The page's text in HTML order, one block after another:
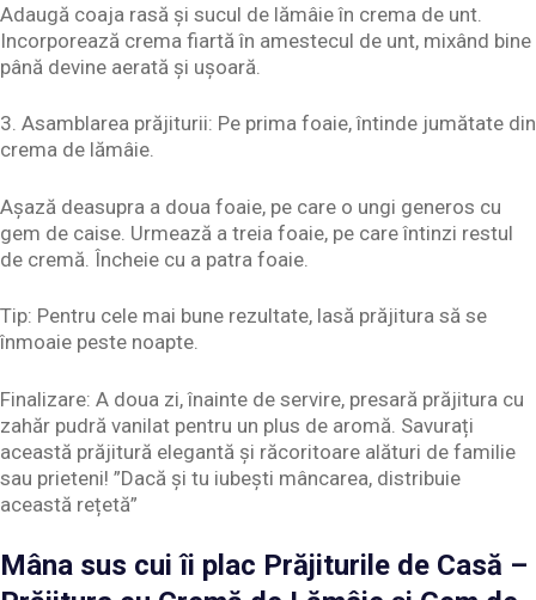
Adaugă coaja rasă și sucul de lămâie în crema de unt.
Incorporează crema fiartă în amestecul de unt, mixând bine
până devine aerată și ușoară.
3. Asamblarea prăjiturii: Pe prima foaie, întinde jumătate din
crema de lămâie.
Așază deasupra a doua foaie, pe care o ungi generos cu
gem de caise. Urmează a treia foaie, pe care întinzi restul
de cremă. Încheie cu a patra foaie.
Tip: Pentru cele mai bune rezultate, lasă prăjitura să se
înmoaie peste noapte.
Finalizare: A doua zi, înainte de servire, presară prăjitura cu
zahăr pudră vanilat pentru un plus de aromă. Savurați
această prăjitură elegantă și răcoritoare alături de familie
sau prieteni! ”Dacă și tu iubești mâncarea, distribuie
această rețetă”
Mâna sus cui îi plac Prăjiturile de Casă –